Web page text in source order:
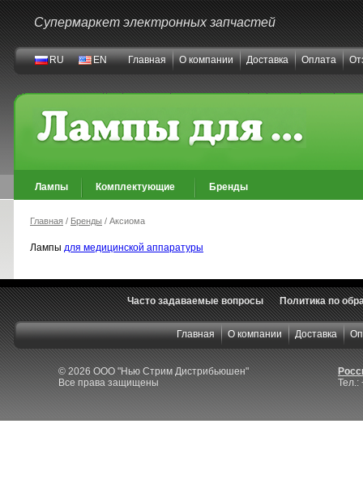
Супермаркет электронных запчастей
RU EN Главная О компании Доставка Оплата
Лампы Комплектующие Бренды
Главная / Бренды / Аксиома
Лампы для медицинской аппаратуры
Часто задаваемые вопросы Политика по
Главная О компании Доставка
© 2026 ООО "Нью Стрим Дистрибьюшен"
Все права защищены
Тел.: